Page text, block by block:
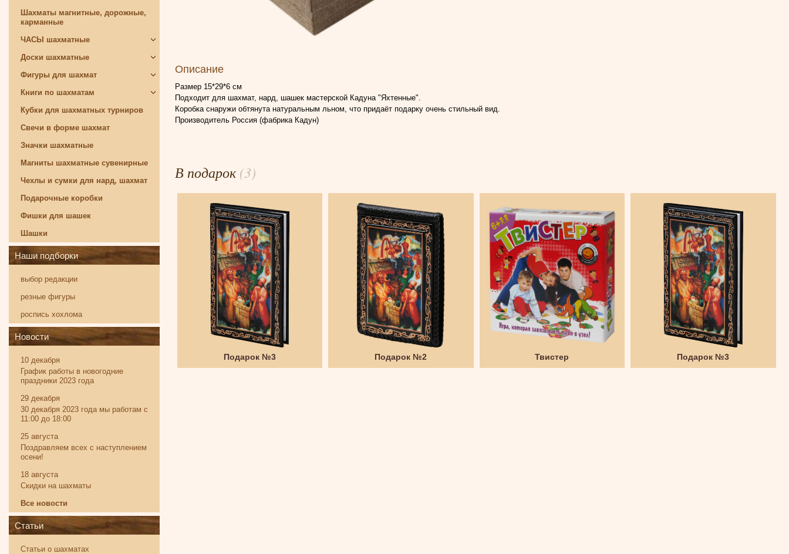
Описание
Размер 15*29*6 см
Подходит для шахмат, нард, шашек мастерской Кадуна "Яхтенные".
Коробка снаружи обтянута натуральным льном, что придаёт подарку очень стильный вид.
Производитель Россия (фабрика Кадун)
В подарок(3)
Подарок №3 Подарок №2 Твистер Подарок №3
Шахматы магнитные, дорожные,
карманные
ЧАСЫ шахматные
Доски шахматные
Фигуры для шахмат
Книги по шахматам
Кубки для шахматных турниров
Свечи в форме шахмат
Значки шахматные
Магниты шахматные сувенирные
Чехлы и сумки для нард, шахмат
Подарочные коробки
Фишки для шашек
Шашки
Наши подборки
выбор редакции
резные фигуры
роспись хохлома
Новости
10 декабря
График работы в новогодние
праздники 2023 года
29 декабря
30 декабря 2023 года мы работам с
11:00 до 18:00
25 августа
Поздравляем всех с наступлением
осени!
18 августа
Скидки на шахматы
Все новости
Статьи
Статьи о шахматах